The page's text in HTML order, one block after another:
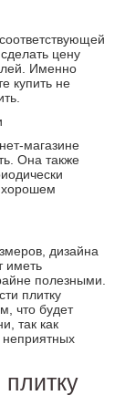
цену
Именно
купить не
магазине
Она также
хорошем
дизайна
иметь
полезными.
плитку
что будет
так как
неприятных